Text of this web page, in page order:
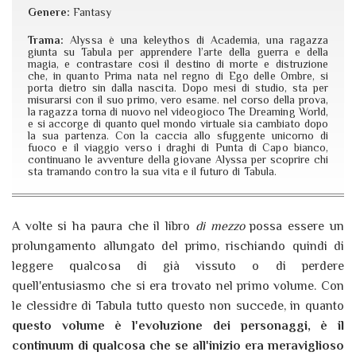
Genere: Fantasy
Trama: Alyssa è una keleythos di Academia, una ragazza
giunta su Tabula per apprendere l’arte della guerra e della
magia, e contrastare così il destino di morte e distruzione
che, in quanto Prima nata nel regno di Ego delle Ombre, si
porta dietro sin dalla nascita. Dopo mesi di studio, sta per
misurarsi con il suo primo, vero esame. nel corso della prova,
la ragazza torna di nuovo nel videogioco The Dreaming World,
e si accorge di quanto quel mondo virtuale sia cambiato dopo
la sua partenza. Con la caccia allo sfuggente unicorno di
fuoco e il viaggio verso i draghi di Punta di Capo bianco,
continuano le avventure della giovane Alyssa per scoprire chi
sta tramando contro la sua vita e il futuro di Tabula.
A volte si ha paura che il libro di mezzopossa essere un
prolungamento allungato del primo, rischiando quindi di
leggere qualcosa di già vissuto o di perdere
quell'entusiasmo che si era trovato nel primo volume. Con
le clessidre di Tabula tutto questo non succede, in quanto
questo volume è l'evoluzione dei personaggi, è il
continuum di qualcosa che se all'inizio era meraviglioso